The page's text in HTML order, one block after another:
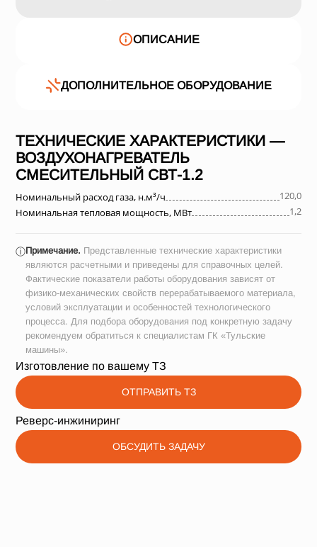
ОПИСАНИЕ
ДОПОЛНИТЕЛЬНОЕ ОБОРУДОВАНИЕ
ТЕХНИЧЕСКИЕ ХАРАКТЕРИСТИКИ —
ВОЗДУХОНАГРЕВАТЕЛЬ
СМЕСИТЕЛЬНЫЙ СВТ-1.2
Номинальный расход газа, н.м³/ч
120,0
Номинальная тепловая мощность, МВт
1,2
ⓘПримечание. Представленные технические характеристики
являются расчетными и приведены для справочных целей.
Фактические показатели работы оборудования зависят от
физико-механических свойств перерабатываемого материала,
условий эксплуатации и особенностей технологического
процесса. Для подбора оборудования под конкретную задачу
рекомендуем обратиться к специалистам ГК «Тульские
машины».
Изготовление по вашему ТЗ
ОТПРАВИТЬ ТЗ
Реверс-инжиниринг
ОБСУДИТЬ ЗАДАЧУ